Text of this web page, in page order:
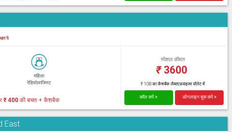
पे
महिला
रेडियोलाजिस्ट
स्पेशल कीमत
₹3600
₹ 108 का कैशबैक लैब्सएडवाइजर वॉलेट में
₹ 400 की बचत + कैशबैक कॉल करें > ऑनलाइन बुक करें >
East